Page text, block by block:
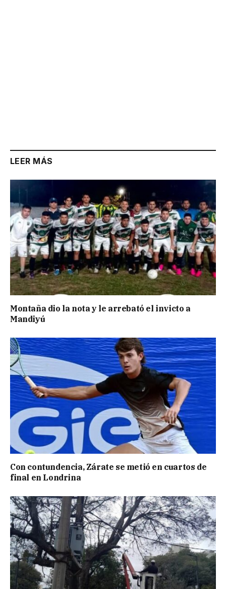
LEER MÁS
Montaña dio la nota y le arrebató el invicto a
Mandiyú
Con contundencia, Zárate se metió en cuartos de
final en Londrina